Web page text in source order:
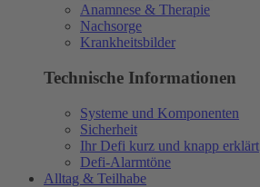
Anamnese & Therapie
Nachsorge
Krankheitsbilder
Technische Informationen
Systeme und Komponenten
Sicherheit
Ihr Defi kurz und knapp erklärt
Defi-Alarmtöne
Alltag & Teilhabe